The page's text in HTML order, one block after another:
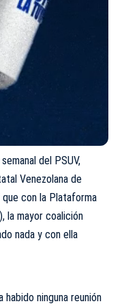
del PSUV,
Venezolana de
que con la Plataforma
la mayor coalición
nada y con ella
habido ninguna reunión